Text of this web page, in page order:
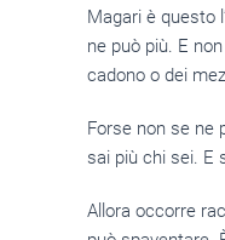
Magari è questo
ne può più. E
cadono o dei
Forse non se ne
sai più chi sei. E
Allora occorre